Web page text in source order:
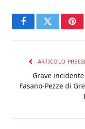
FacebookTwitter
ARTICOLO
Grave
Fasano-Pezze di